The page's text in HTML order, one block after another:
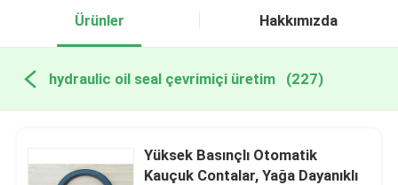
Ürünler Hakkımızda
hydraulic oil seal çevrimiçi üretim (227)
Yüksek Basınçlı Otomatik
Kauçuk Contalar, Yağa Dayanıklı